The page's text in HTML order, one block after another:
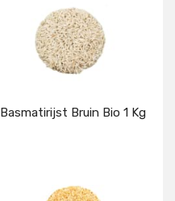
Details
Basmatirijst Bruin Bio 1 Kg